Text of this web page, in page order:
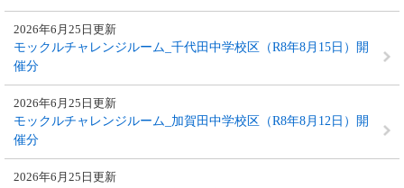
モックルチャレンジルーム_千代田中学校区（R8年8月15日）開
催分
2026年6月25日更新
モックルチャレンジルーム_加賀田中学校区（R8年8月12日）開
催分
2026年6月25日更新
2026年6月25日更新